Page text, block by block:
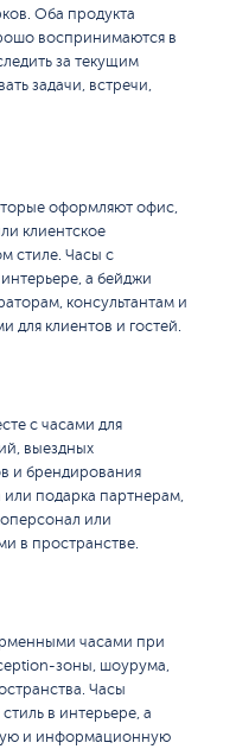
Оба продукта
воспринимаются в
за текущим
задачи, встречи,
оформляют офис,
клиентское
стиле. Часы с
а бейджи
консультантам и
для клиентов и гостей.
с часами для
выездных
и брендирования
или подарка партнерам,
или
в пространстве.
часами при
зоны, шоурума,
Часы
в интерьере, а
и информационную